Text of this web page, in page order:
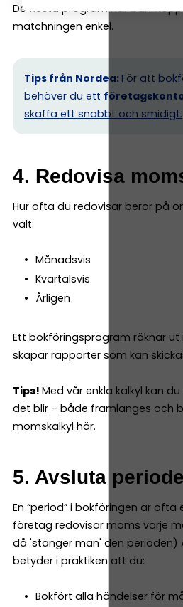
De flesta program har
matchningen enkel.
Tips från Nordea: För att
behöver du ett
skaffa ett snabbt och smidigt.
4. Redovisa
Hur ofta du redovisar beror på
valt:
Månadsvis
Kvartalsvis
Årligen
Ett bokföringsprogram räknar
skapar rapporter som kan
Tips! Med vår enkla kalkyl kan
det blir – både framlänges och
momskalkyl här.
5. Avsluta
En “period” i bokföringen är
företag redovisar moms varje
då 'stänger man' den perioden)
betyder i praktiken att du:
Bokfört alla händelser för